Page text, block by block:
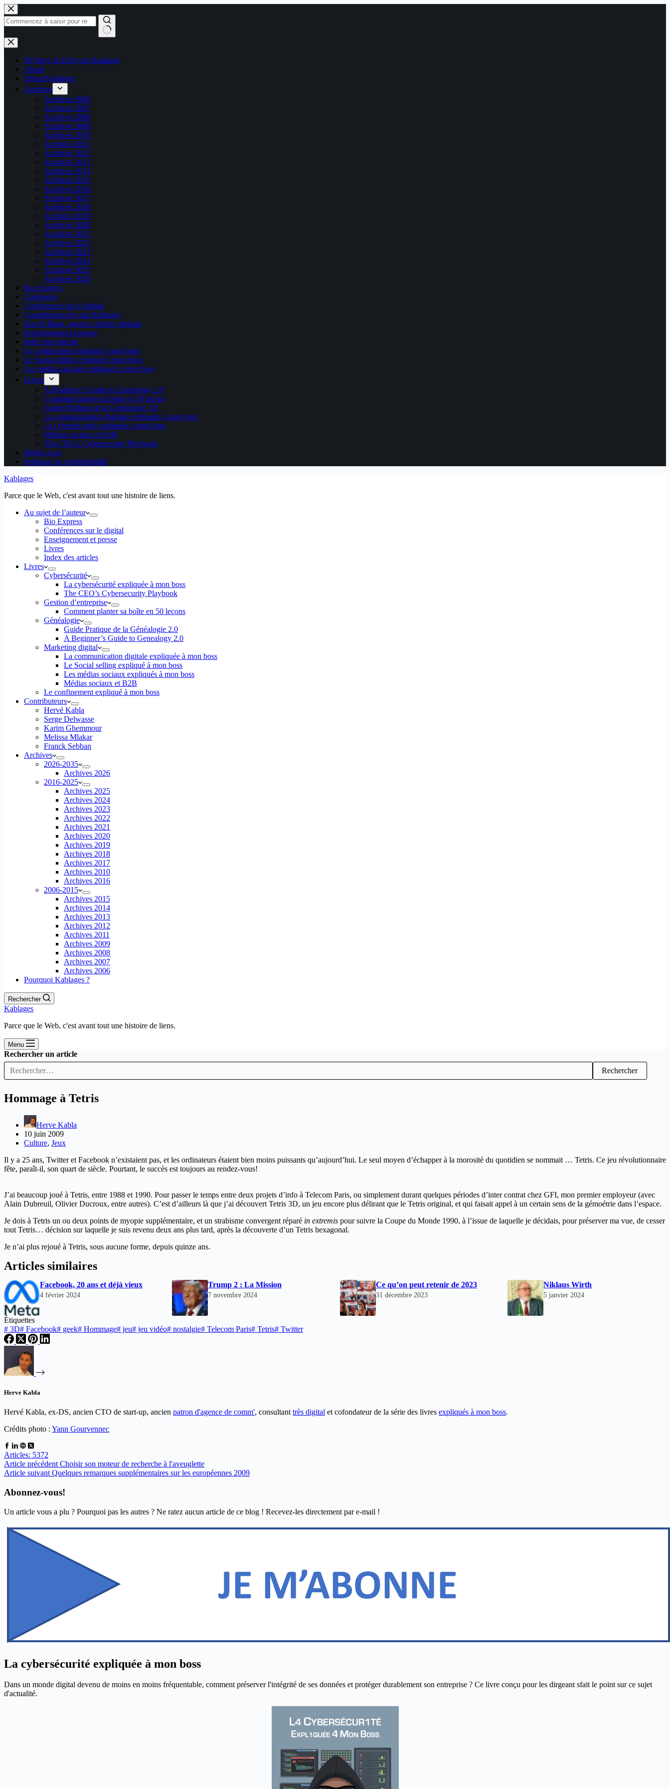
Passer
au
contenu
Aucun
résultat
50 Ways to Kill your Business
About
About Kablages
Archives
Archives 2006
Archives 2007
Archives 2008
Archives 2009
Archives 2010
Archives 2011
Archives 2012
Archives 2013
Archives 2014
Archives 2015
Archives 2016
Archives 2017
Archives 2018
Archives 2019
Archives 2020
Archives 2021
Archives 2022
Archives 2023
Archives 2024
Archives 2025
Archives 2026
Bio Express
Catégories
Conférences sur le digital
Contributeurs du site Kablages
Else & Bang, agence créative digitale
Enseignement et presse
Index des articles
Le confinement expliqué à mon boss
Le Social selling expliqué à mon boss
Les médias sociaux expliqués à mon boss
Livres
A Beginner’s Guide to Genealogy 2.0
Comment planter sa boîte en 50 leçons
Guide Pratique de la Généalogie 2.0
La communication digitale expliquée à mon boss
La cybersécurité expliquée à mon boss
Médias sociaux et B2B
The CEO’s Cybersecurity Playbook
Media Aces
Politique de confidentialité
Kablages
Parce que le Web, c'est avant tout une histoire de liens.
Au sujet de l’auteur
Bio Express
Conférences sur le digital
Enseignement et presse
Livres
Index des articles
Livres
Cybersécurité
La cybersécurité expliquée à mon boss
The CEO’s Cybersecurity Playbook
Gestion d’entreprise
Comment planter sa boîte en 50 leçons
Généalogie
Guide Pratique de la Généalogie 2.0
A Beginner’s Guide to Genealogy 2.0
Marketing digital
La communication digitale expliquée à mon boss
Le Social selling expliqué à mon boss
Les médias sociaux expliqués à mon boss
Médias sociaux et B2B
Le confinement expliqué à mon boss
Contributeurs
Hervé Kabla
Serge Delwasse
Karim Ghemmour
Melissa Mlakar
Franck Sebban
Archives
2026-2035
Archives 2026
2016-2025
Archives 2025
Archives 2024
Archives 2023
Archives 2022
Archives 2021
Archives 2020
Archives 2019
Archives 2018
Archives 2017
Archives 2010
Archives 2016
2006-2015
Archives 2015
Archives 2014
Archives 2013
Archives 2012
Archives 2011
Archives 2009
Archives 2008
Archives 2007
Archives 2006
Pourquoi Kablages ?
Rechercher
Kablages
Parce que le Web, c'est avant tout une histoire de liens.
Menu
Rechercher un article
Rechercher
Hommage à Tetris
Herve Kabla
10 juin 2009
Culture, Jeux
Il y a 25 ans, Twitter et Facebook n’existaient pas, et les ordinateurs étaient bien moins puissants qu’aujourd’hui. Le seul moyen d’échapper à la morosité du quotidien se nommait … Tetris. Ce jeu révolutionnaire
fête, paraît-il, son quart de siècle. Pourtant, le succès est toujours au rendez-vous!
J’ai beaucoup joué à Tetris, entre 1988 et 1990. Pour passer le temps entre deux projets d’info à Telecom Paris, ou simplement durant quelques périodes d’inter contrat chez GFI, mon premier employeur (avec
Alain Dubreuil, Olivier Ducroux, entre autres). C’est d’ailleurs là que j’ai découvert Tetris 3D, un jeu encore plus délirant que le Tetris original, et qui faisait appel à un certain sens de la gémoétrie dans l’espace.
Je dois à Tetris un ou deux points de myopie supplémentaire, et un strabisme convergent réparé in extremis pour suivre la Coupe du Monde 1990, à l’issue de laquelle je décidais, pour préserver ma vue, de cesser
tout Tetris… décision sur laquelle je suis revenu deux ans plus tard, après la découverte d’un Tetris hexagonal.
Je n’ai plus rejoué à Tetris, sous aucune forme, depuis quinze ans.
Articles similaires
Facebook, 20 ans et déjà vieux
4 février 2024
Trump 2 : La Mission
7 novembre 2024
Ce qu’on peut retenir de 2023
31 décembre 2023
Niklaus Wirth
5 janvier 2024
Étiquettes
# 3D# Facebook# geek# Hommage# jeu# jeu vidéo# nostalgie# Telecom Paris# Tetris# Twitter
Herve Kabla
Hervé Kabla, ex-DS, ancien CTO de start-up, ancien patron d'agence de comm', consultant très digital et cofondateur de la série des livres expliqués à mon boss.
Crédits photo : Yann Gourvennec
Articles: 5372
Article précédent Choisir son moteur de recherche à l'aveuglette
Article suivant Quelques remarques supplémentaires sur les européennes 2009
Abonnez-vous!
Un article vous a plu ? Pourquoi pas les autres ? Ne ratez aucun article de ce blog ! Recevez-les directement par e-mail !
La cybersécurité expliquée à mon boss
Dans un monde digital devenu de moins en moins fréquentable, comment préserver l'intégrité de ses données et protéger durablement son entreprise ? Ce livre conçu pour les dirgeant sfait le point sur ce sujet
d'actualité.